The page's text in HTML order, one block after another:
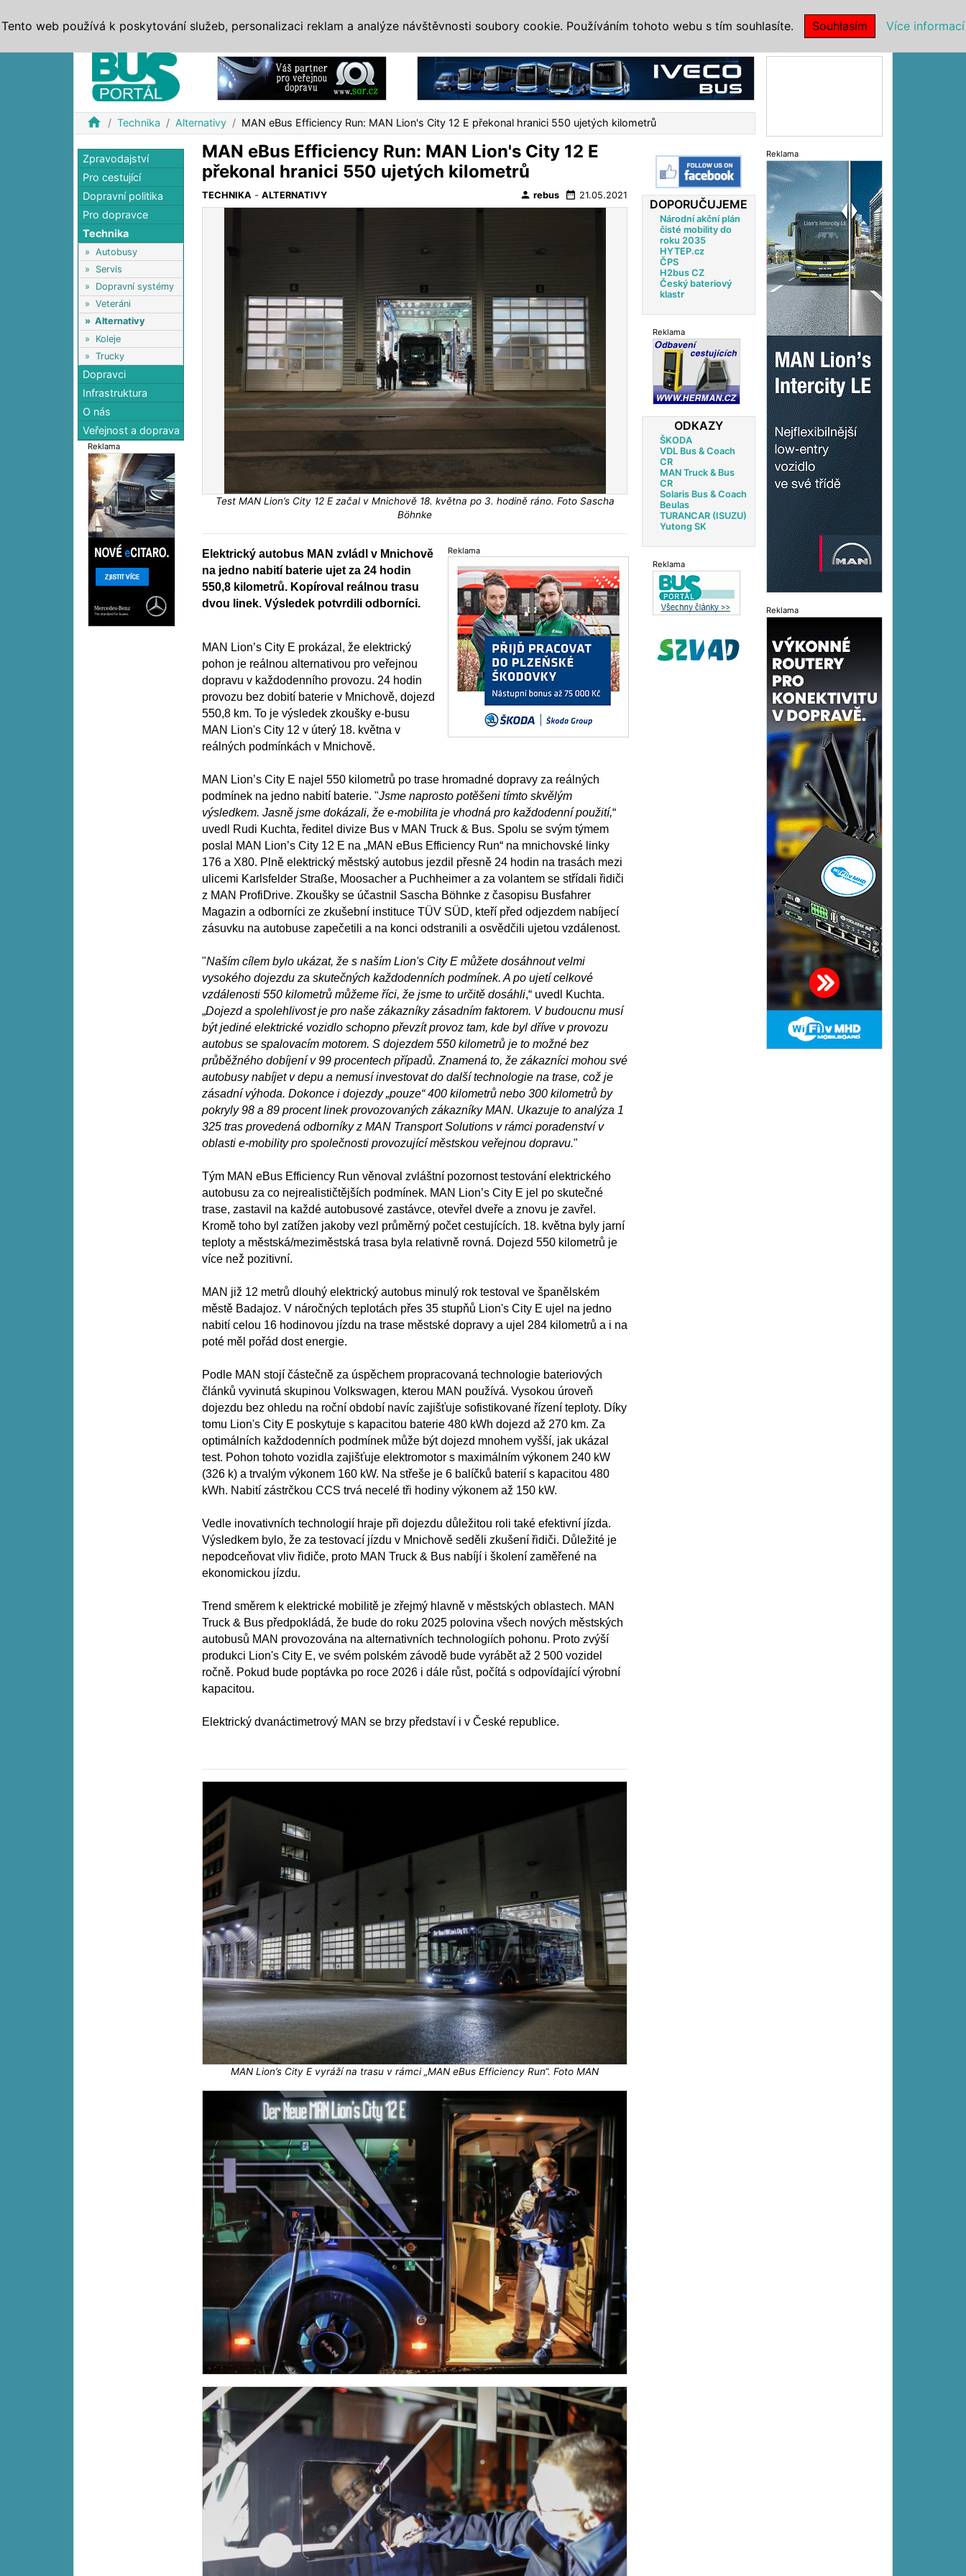
home Technika Alternativy MAN eBus Efficiency Run: MAN Lion's City 12 E překonal hranici 550 ujetých kilometrů
Zpravodajství
Pro cestující
Dopravní politika
Pro dopravce
Technika
» Autobusy
» Servis
» Dopravní systémy
» Veteráni
» Alternativy
» Koleje
» Trucky
Dopravci
Infrastruktura
O nás
Veřejnost a doprava
Reklama
MAN eBus Efficiency Run: MAN Lion's City 12 E
překonal hranici 550 ujetých kilometrů
TECHNIKA -ALTERNATIVY person rebus date_range 21.05.2021
Test MAN Lion’s City 12 E začal v Mnichově 18. května po 3. hodině ráno. Foto Sascha
Böhnke
Reklama
Elektrický autobus MAN zvládl v Mnichově
na jedno nabití baterie ujet za 24 hodin
550,8 kilometrů. Kopíroval reálnou trasu
dvou linek. Výsledek potvrdili odborníci.
MAN Lion’s City E prokázal, že elektrický
pohon je reálnou alternativou pro veřejnou
dopravu v každodenního provozu. 24 hodin
provozu bez dobití baterie v Mnichově, dojezd
550,8 km. To je výsledek zkoušky e-busu
MAN Lion's City 12 v úterý 18. května v
reálných podmínkách v Mnichově.
MAN Lion’s City E najel 550 kilometrů po trase hromadné dopravy za reálných
podmínek na jedno nabití baterie. "Jsme naprosto potěšeni tímto skvělým
výsledkem. Jasně jsme dokázali, že e-mobilita je vhodná pro každodenní použití,“
uvedl Rudi Kuchta, ředitel divize Bus v MAN Truck & Bus. Spolu se svým týmem
poslal MAN Lion’s City 12 E na „MAN eBus Efficiency Run“ na mnichovské linky
176 a X80. Plně elektrický městský autobus jezdil přesně 24 hodin na trasách mezi
ulicemi Karlsfelder Straße, Moosacher a Puchheimer a za volantem se střídali řidiči
z MAN ProfiDrive. Zkoušky se účastnil Sascha Böhnke z časopisu Busfahrer
Magazin a odborníci ze zkušební instituce TÜV SÜD, kteří před odjezdem nabíjecí
zásuvku na autobuse zapečetili a na konci odstranili a osvědčili ujetou vzdálenost.
"Naším cílem bylo ukázat, že s naším Lion's City E můžete dosáhnout velmi
vysokého dojezdu za skutečných každodenních podmínek. A po ujetí celkové
vzdálenosti 550 kilometrů můžeme říci, že jsme to určitě dosáhli,“ uvedl Kuchta.
„Dojezd a spolehlivost je pro naše zákazníky zásadním faktorem. V budoucnu musí
být jediné elektrické vozidlo schopno převzít provoz tam, kde byl dříve v provozu
autobus se spalovacím motorem. S dojezdem 550 kilometrů je to možné bez
průběžného dobíjení v 99 procentech případů. Znamená to, že zákazníci mohou své
autobusy nabíjet v depu a nemusí investovat do další technologie na trase, což je
zásadní výhoda. Dokonce i dojezdy „pouze“ 400 kilometrů nebo 300 kilometrů by
pokryly 98 a 89 procent linek provozovaných zákazníky MAN. Ukazuje to analýza 1
325 tras provedená odborníky z MAN Transport Solutions v rámci poradenství v
oblasti e-mobility pro společnosti provozující městskou veřejnou dopravu."
Tým MAN eBus Efficiency Run věnoval zvláštní pozornost testování elektrického
autobusu za co nejrealističtějších podmínek. MAN Lion’s City E jel po skutečné
trase, zastavil na každé autobusové zastávce, otevřel dveře a znovu je zavřel.
Kromě toho byl zatížen jakoby vezl průměrný počet cestujících. 18. května byly jarní
teploty a městská/meziměstská trasa byla relativně rovná. Dojezd 550 kilometrů je
více než pozitivní.
MAN již 12 metrů dlouhý elektrický autobus minulý rok testoval ve španělském
městě Badajoz. V náročných teplotách přes 35 stupňů Lion's City E ujel na jedno
nabití celou 16 hodinovou jízdu na trase městské dopravy a ujel 284 kilometrů a i na
poté měl pořád dost energie.
Podle MAN stojí částečně za úspěchem propracovaná technologie bateriových
článků vyvinutá skupinou Volkswagen, kterou MAN používá. Vysokou úroveň
dojezdu bez ohledu na roční období navíc zajišťuje sofistikované řízení teploty. Díky
tomu Lion's City E poskytuje s kapacitou baterie 480 kWh dojezd až 270 km. Za
optimálních každodenních podmínek může být dojezd mnohem vyšší, jak ukázal
test. Pohon tohoto vozidla zajišťuje elektromotor s maximálním výkonem 240 kW
(326 k) a trvalým výkonem 160 kW. Na střeše je 6 balíčků baterií s kapacitou 480
kWh. Nabití zástrčkou CCS trvá necelé tři hodiny výkonem až 150 kW.
Vedle inovativních technologií hraje při dojezdu důležitou roli také efektivní jízda.
Výsledkem bylo, že za testovací jízdu v Mnichově seděli zkušení řidiči. Důležité je
nepodceňovat vliv řidiče, proto MAN Truck & Bus nabíjí i školení zaměřené na
ekonomickou jízdu.
Trend směrem k elektrické mobilitě je zřejmý hlavně v městských oblastech. MAN
Truck & Bus předpokládá, že bude do roku 2025 polovina všech nových městských
autobusů MAN provozována na alternativních technologiích pohonu. Proto zvýší
produkci Lion's City E, ve svém polském závodě bude vyrábět až 2 500 vozidel
ročně. Pokud bude poptávka po roce 2026 i dále růst, počítá s odpovídající výrobní
kapacitou.
Elektrický dvanáctimetrový MAN se brzy představí i v České republice.
MAN Lion’s City E vyráží na trasu v rámci „MAN eBus Efficiency Run“. Foto MAN
DOPORUČUJEME
Národní akční plán
čisté mobility do
roku 2035
HYTEP.cz
ČPS
H2bus CZ
Český bateriový
klastr
Reklama
ODKAZY
ŠKODA
VDL Bus & Coach
CR
MAN Truck & Bus
CR
Solaris Bus & Coach
Beulas
TURANCAR (ISUZU)
Yutong SK
Reklama
Reklama
Reklama
Tento web používá k poskytování služeb, personalizaci reklam a analýze návštěvnosti soubory cookie. Používáním tohoto webu s tím souhlasíte. Souhlasím Více informací